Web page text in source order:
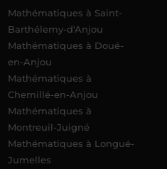
Mathématiques à Saint-
Barthélemy-d'Anjou
Mathématiques à Doué-
en-Anjou
Mathématiques à
Chemillé-en-Anjou
Mathématiques à
Montreuil-Juigné
Mathématiques à Longué-
Jumelles